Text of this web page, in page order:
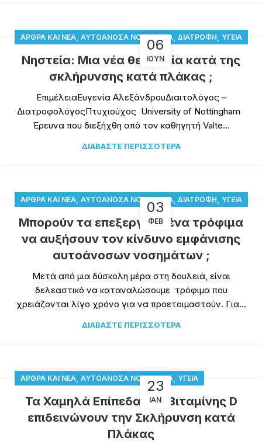
06
ΙΟΎΝ
ΆΡΘΡΑ ΚΑΙ ΝΈΑ ΑΥΤΟΆΝΟΣΑ ΝΟΣΉΜΑΤΑ ΔΙΑΤΡΟΦΉ ΥΓΕΊΑ
Νηστεία: Μια νέα θεραπεία κατά της
σκλήρυνσης κατά πλάκας ;
ΕπιμέλειαΕυγενία ΑλεξάνδρουΔιαιτολόγος –
ΔιατροφολόγοςΠτυχιούχος University of Nottingham
Έρευνα που διεξήχθη από τον καθηγητή Valte...
ΔΙΑΒΆΣΤΕ ΠΕΡΙΣΣΌΤΕΡΑ
03
ΦΕΒ
ΆΡΘΡΑ ΚΑΙ ΝΈΑ ΑΥΤΟΆΝΟΣΑ ΝΟΣΉΜΑΤΑ ΔΙΑΤΡΟΦΉ ΥΓΕΊΑ
Μπορούν τα επεξεργασμένα τρόφιμα
να αυξήσουν τον κίνδυνο εμφάνισης
αυτοάνοσων νοσημάτων ;
Μετά από μια δύσκολη μέρα στη δουλειά, είναι
δελεαστικό να καταναλώσουμε τρόφιμα που
χρειάζονται λίγο χρόνο για να προετοιμαστούν. Για...
ΔΙΑΒΆΣΤΕ ΠΕΡΙΣΣΌΤΕΡΑ
23
ΙΑΝ
ΆΡΘΡΑ ΚΑΙ ΝΈΑ ΑΥΤΟΆΝΟΣΑ ΝΟΣΉΜΑΤΑ ΥΓΕΊΑ
Τα Χαμηλά Επίπεδα της Βιταμίνης D
επιδεινώνουν την Σκλήρυνση κατά
Πλάκας